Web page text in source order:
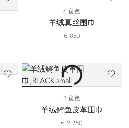
6 颜色
羊绒真丝围巾
€ 850
3 颜色
羊绒鳄鱼皮革围巾
€ 2.250